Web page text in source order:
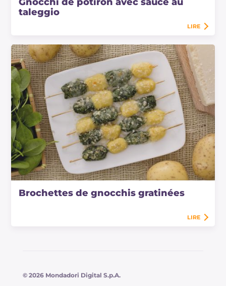
taleggio
LIRE
Brochettes de gnocchis gratinées
LIRE
© 2026 Mondadori Digital S.p.A.